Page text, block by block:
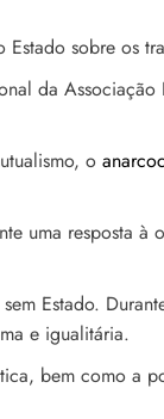
sobre os
da Associação
o
uma resposta à
Estado.
e igualitária.
bem como a